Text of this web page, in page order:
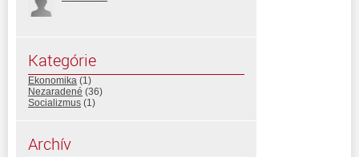
Kategórie
Ekonomika (1)
Nezaradené (36)
Socializmus (1)
Archív